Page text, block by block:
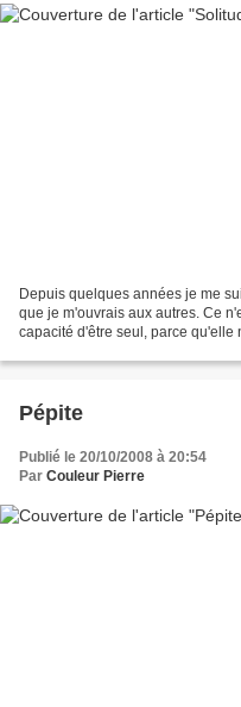
Depuis quelques années je me
que je m'ouvrais aux autres. Ce
capacité d'être seul, parce
Pépite
Publié le 20/10/2008 à 20:54
Par Couleur Pierre